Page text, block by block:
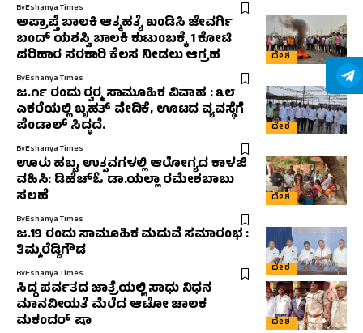
ByEshanya Times
ದೇಶ
ಅಪ್ರಾಪ್ತೆ ಬಾಲಕಿ ಆತ್ಮಹತ್ಯೆ ಖಂಡಿಸಿ ಜೇವರ್ಗಿ
ಬಂದ್ ಯಶಸ್ವಿ ಬಾಲಕಿ ಕುಟುಂಬಕ್ಕೆ 1 ಕೋಟಿ
ಪರಿಹಾರ ಸರಕಾರಿ ಕೆಲಸ ನೀಡಲು ಆಗ್ರಹ
ByEshanya Times
ದೇಶ
ಜ.೧೯ ರಂದು ರ‍್ವರ‍್ಮ ಸಾಮೂಹಿಕ ವಿವಾಹ : ೩೮
ಎಕರೆಯಲ್ಲಿ ಬೃಹತ್ ವೇದಿಕೆ, ಊಟದ ವ್ಯವಸ್ಥೆಗೆ
ಪೆಂಡಾಲ್ ಸಿದ್ಧದೆ.
ByEshanya Times
ದೇಶ
ಊರು ಹಬ್ಬ, ಉತ್ಸವಗಳಲ್ಲಿ ಆರೋಗ್ಯದ ಕಾಳಜಿ
ವಹಿಸಿ: ಡಿಹೆಚ್‌ಓ ಡಾ.ಯಲ್ಲಾ ರಮೇಶಬಾಬು
ಸಲಹೆ
ByEshanya Times
ದೇಶ
ಜ.19 ರಂದು ಸಾಮೂಹಿಕ ಮದುವೆ ಸಮಾರಂಭ :
ತಿಮ್ಮರೆಡ್ಡಿಗೌಡ
ByEshanya Times
ದೇಶ
ಸಿದ್ದ ಪರ್ವತದ ಜಾತ್ರೆಯಲ್ಲಿ ಸಾಧು ನಿಧನ
ಮಾನವೀಯತೆ ಮೆರೆದ ಆಟೋ ಚಾಲಕ
ಮಕಂದರ್ ಷಾ